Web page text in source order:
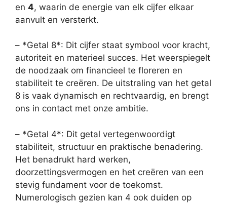
en 4, waarin de energie van elk cijfer elkaar
aanvult en versterkt.
– *Getal 8*: Dit cijfer staat symbool voor kracht,
autoriteit en materieel succes. Het weerspiegelt
de noodzaak om financieel te floreren en
stabiliteit te creëren. De uitstraling van het getal
8 is vaak dynamisch en rechtvaardig, en brengt
ons in contact met onze ambitie.
– *Getal 4*: Dit getal vertegenwoordigt
stabiliteit, structuur en praktische benadering.
Het benadrukt hard werken,
doorzettingsvermogen en het creëren van een
stevig fundament voor de toekomst.
Numerologisch gezien kan 4 ook duiden op